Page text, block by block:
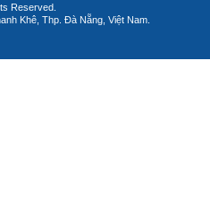
Reserved.
Khê, Thp. Đà Nẵng, Việt Nam.